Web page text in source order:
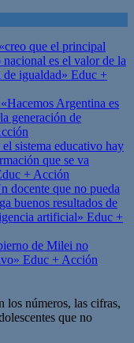
que el principal
es el valor de la
igualdad» Educ +
Argentina es
generación de
sistema educativo hay
que se va
+ Acción
docente que no pueda
buenos resultados de
artificial» Educ +
de Milei no
Educ + Acción
los números, las cifras,
que no